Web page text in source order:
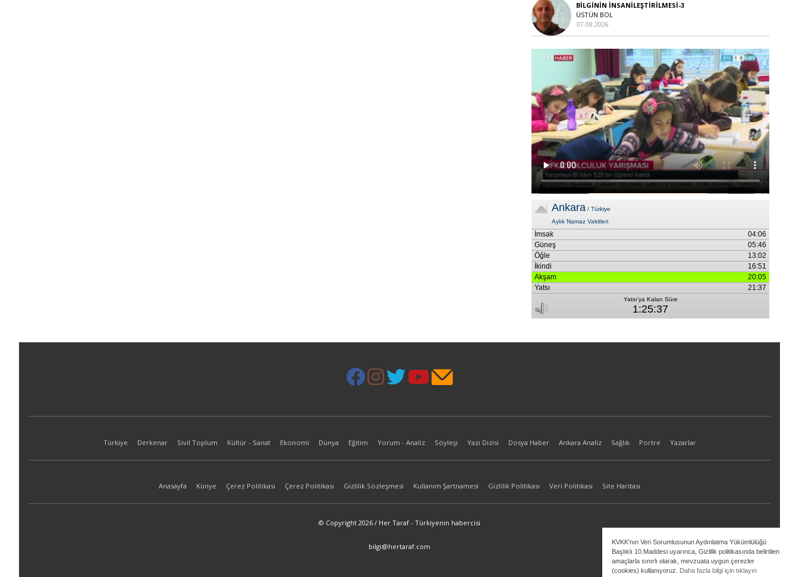
KVKK'nın Veri Sorumlusunun Aydınlatma Yükümlülüğü
Başlıklı 10.Maddesi uyarınca, Gizlilik politikasında belirtilen
amaçlarla sınırlı olarak, mevzuata uygun çerezler
(cookies) kullanıyoruz. Daha fazla bilgi için tıklayın
BİLGİNİN İNSANİLEŞTİRİLMESİ-3
ÜSTÜN BOL
07.08.2026
Türkiye Derkenar Sivil Toplum Kültür - Sanat Ekonomi Dünya Eğitim Yorum - Analiz Söyleşi Yazı Dizisi Dosya Haber Ankara Analiz Sağlık Portre Yazarlar
Anasayfa Künye Çerez Politikası Çerez Politikası Gizlilik Sözleşmesi Kullanım Şartnamesi Gizlilik Politikası Veri Politikası Site Haritası
© Copyright 2026 / Her Taraf - Türkiyenin habercisi
bilgi@hertaraf.com